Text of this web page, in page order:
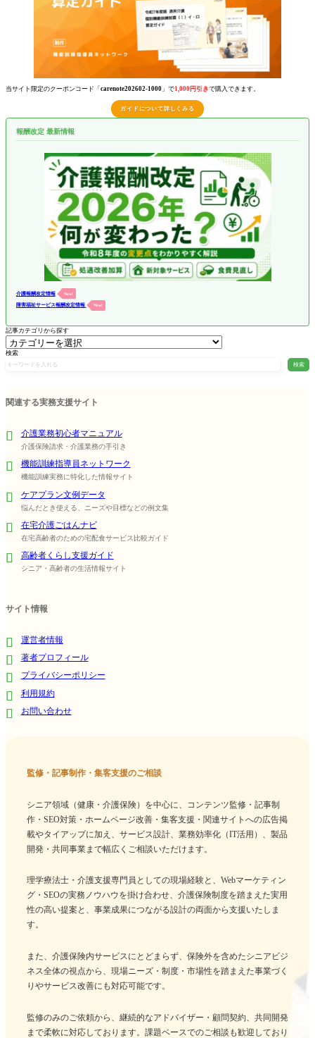
当サイト限定のクーポンコード「 carenote202602-1000 」で1,000円引きで購入できます。
ガイドについて詳しくみる
報酬改定 最新情報
介護報酬改定情報 New!
障害福祉サービス報酬改定情報 New!
記事カテゴリから探す
検索
検索
関連する実務支援サイト
介護業務初心者マニュアル
介護保険請求・介護業務の手引き
機能訓練指導員ネットワーク
機能訓練実務に特化した情報サイト
ケアプラン文例データ
悩んだとき使える、ニーズや目標などの例文集
在宅介護ごはんナビ
在宅高齢者のための宅配食サービス比較ガイド
高齢者くらし支援ガイド
シニア・高齢者の生活情報サイト
サイト情報
運営者情報
著者プロフィール
プライバシーポリシー
利用規約
お問い合わせ
監修・記事制作・集客支援のご相談
シニア領域（健康・介護保険）を中心に、コンテンツ監修・記事制
作・SEO対策・ホームページ改善・集客支援・関連サイトへの広告掲
載やタイアップに加え、サービス設計、業務効率化（IT活用）、製品
開発・共同事業まで幅広くご相談いただけます。
理学療法士・介護支援専門員としての現場経験と、Webマーケティン
グ・SEOの実務ノウハウを掛け合わせ、介護保険制度を踏まえた実用
性の高い提案と、事業成果につながる設計の両面から支援いたしま
す。
また、介護保険内サービスにとどまらず、保険外を含めたシニアビジ
ネス全体の視点から、現場ニーズ・制度・市場性を踏まえた事業づく
りやサービス改善にも対応可能です。
監修のみのご依頼から、継続的なアドバイザー・顧問契約、共同開発
まで柔軟に対応しております。課題ベースでのご相談も歓迎しており